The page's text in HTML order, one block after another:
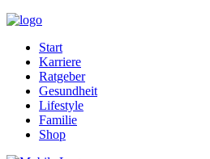
Start
Karriere
Ratgeber
Gesundheit
Lifestyle
Familie
Shop